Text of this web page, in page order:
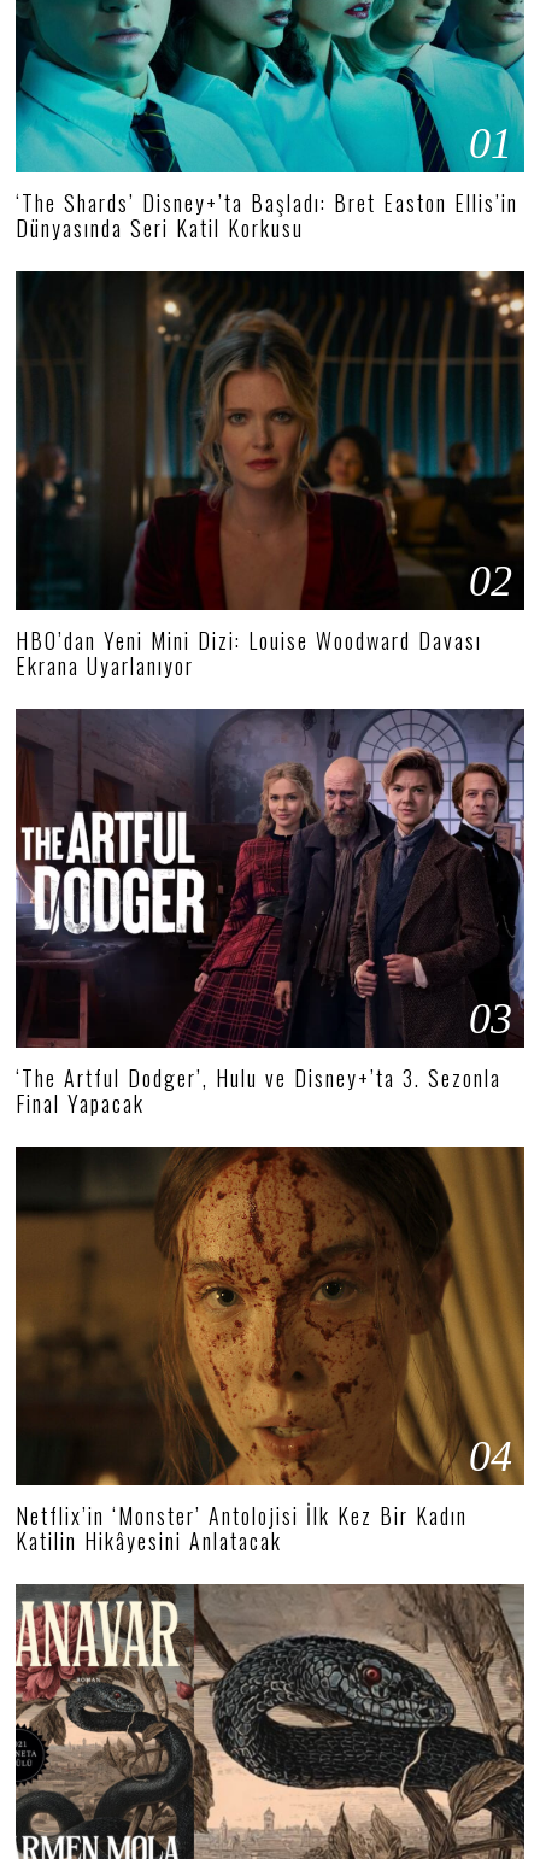
01
‘The Shards’ Disney+’ta Başladı: Bret Easton Ellis’in
Dünyasında Seri Katil Korkusu
02
HBO’dan Yeni Mini Dizi: Louise Woodward Davası
Ekrana Uyarlanıyor
03
‘The Artful Dodger’, Hulu ve Disney+’ta 3. Sezonla
Final Yapacak
04
Netflix’in ‘Monster’ Antolojisi İlk Kez Bir Kadın
Katilin Hikâyesini Anlatacak